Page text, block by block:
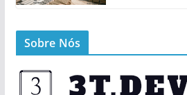
Sobre Nós